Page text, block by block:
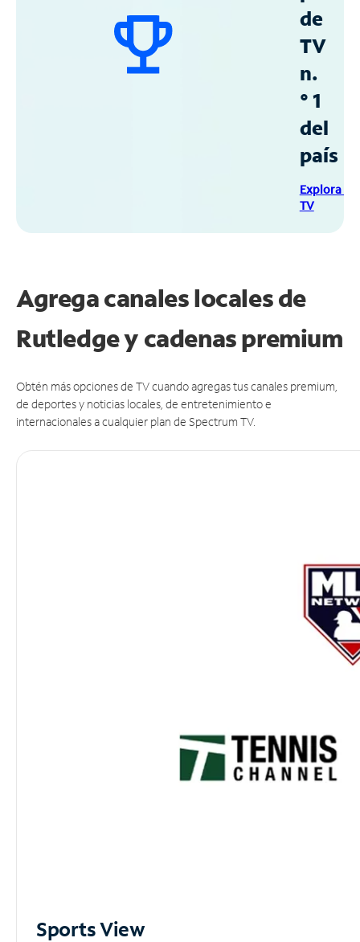
de
TV
n.
° 1
del
país
Explora
TV
Agrega canales locales de
Rutledge y cadenas premium
Obtén más opciones de TV cuando agregas tus canales premium,
de deportes y noticias locales, de entretenimiento e
internacionales a cualquier plan de Spectrum TV.
Sports View